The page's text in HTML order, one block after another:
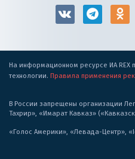
На информационном ресурсе ИА REX
технологии. Правила применения
В России запрещены организации
Тахрир», «Имарат Кавказ»
«Голос Америки», «Левада-Центр»,